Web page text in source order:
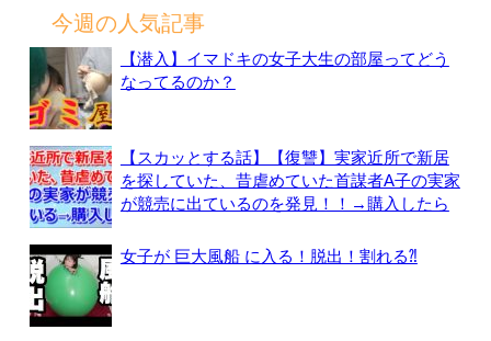
今週の人気記事
【潜入】イマドキの女子大生の部屋ってどう
なってるのか？
【スカッとする話】【復讐】実家近所で新居
を探していた、昔虐めていた首謀者A子の実家
が競売に出ているのを発見！！→購入したら
女子が 巨大風船 に入る！脱出！割れる⁈